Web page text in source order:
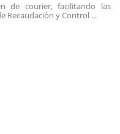
de courier, facilitando las
Recaudación y Control ...